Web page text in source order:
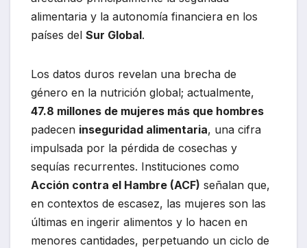
alimentaria y la autonomía financiera en los
países del Sur Global.
Los datos duros revelan una brecha de
género en la nutrición global; actualmente,
47.8 millones de mujeres más que hombres
padecen inseguridad alimentaria, una cifra
impulsada por la pérdida de cosechas y
sequías recurrentes. Instituciones como
Acción contra el Hambre (ACF) señalan que,
en contextos de escasez, las mujeres son las
últimas en ingerir alimentos y lo hacen en
menores cantidades, perpetuando un ciclo de